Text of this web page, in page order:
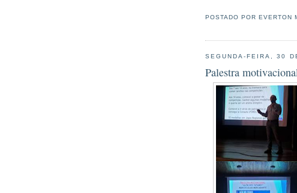
POSTADO POREVERTON
SEGUNDA-FEIRA, 30
Palestra